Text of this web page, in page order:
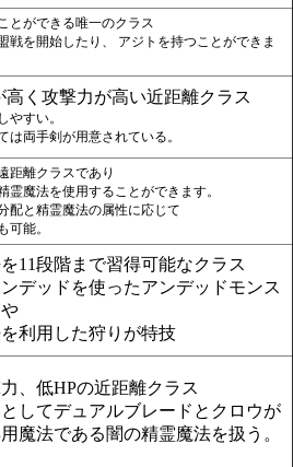
とができる唯一のクラス
戦を開始したり、 アジトを持つことができま
高く攻撃力が高い近距離クラス
やすい。
は両手剣が用意されている。
距離クラスであり
霊魔法を使用することができます。
配と精霊魔法の属性に応じて
可能。
11段階まで習得可能なクラス
デッドを使ったアンデッドモンス
利用した狩りが特技
、低HPの近距離クラス
してデュアルブレードとクロウが
魔法である闇の精霊魔法を扱う。